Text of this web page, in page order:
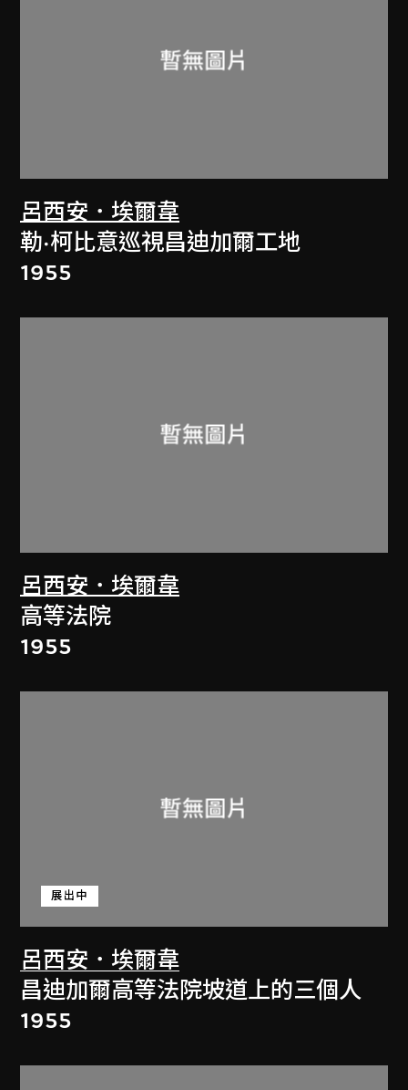
呂西安．埃爾韋
勒·柯比意巡視昌迪加爾工地
1955
呂西安．埃爾韋
高等法院
1955
呂西安．埃爾韋
展出中
昌迪加爾高等法院坡道上的三個人
1955